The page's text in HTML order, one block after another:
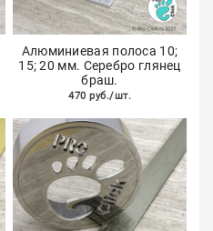
Алюминиевая полоса 10;
15; 20 мм. Серебро глянец
браш.
470 руб./шт.